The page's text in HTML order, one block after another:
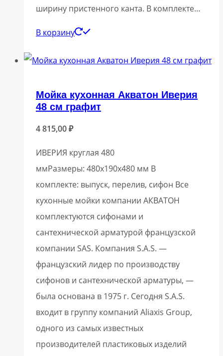
ширину пристенного канта. В комплекте…
В корзину
Мойка кухонная Акватон Иверия
48 см графит
4 815,00₽
ИВЕРИЯ круглая 480
ммРазмеры: 480x190x480 мм В
комплекте: выпуск, перелив, сифон Все
кухонные мойки компании АКВАТОН
комплектуются сифонами и
сантехнической арматурой французской
компании SAS. Компания S.A.S. —
французский лидер по производству
сифонов и сантехнической арматуры, —
была основана в 1975 г. Сегодня S.A.S.
входит в группу компаний Aliaxis Group,
одного из самых известных
производителей пластиковых изделий